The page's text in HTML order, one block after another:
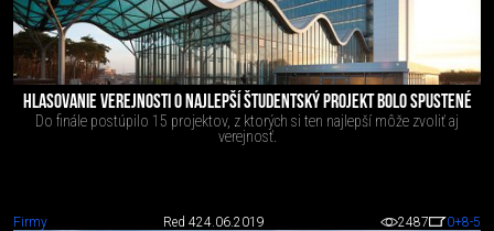
HLASOVANIE VEREJNOSTI O NAJLEPŠÍ ŠTUDENTSKÝ PROJEKT BOLO SPUSTENÉ
Do finále postúpilo 15 projektov, z ktorých si ten najlepší môže zvoliť aj
verejnosť.
Firmy Red 424.06.2019 2487 0+8-5